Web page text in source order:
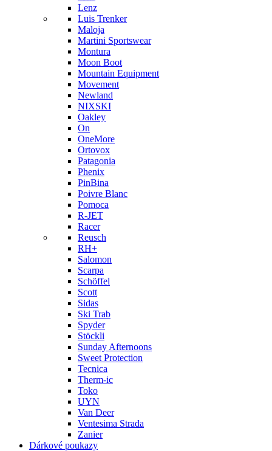
Lenz
Luis Trenker
Maloja
Martini Sportswear
Montura
Moon Boot
Mountain Equipment
Movement
Newland
NIXSKI
Oakley
On
OneMore
Ortovox
Patagonia
Phenix
PinBina
Poivre Blanc
Pomoca
R-JET
Racer
Reusch
RH+
Salomon
Scarpa
Schöffel
Scott
Sidas
Ski Trab
Spyder
Stöckli
Sunday Afternoons
Sweet Protection
Tecnica
Therm-ic
Toko
UYN
Van Deer
Ventesima Strada
Zanier
Dárkové poukazy